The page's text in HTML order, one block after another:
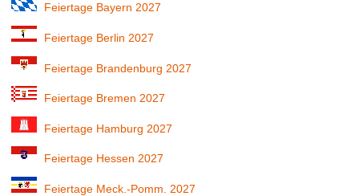
Feiertage Bayern 2027
Feiertage Berlin 2027
Feiertage Brandenburg 2027
Feiertage Bremen 2027
Feiertage Hamburg 2027
Feiertage Hessen 2027
Feiertage Meck.-Pomm. 2027